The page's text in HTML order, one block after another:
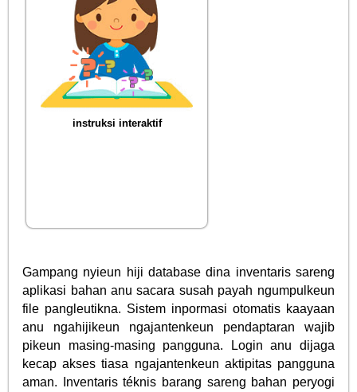
instruksi interaktif
Gampang nyieun hiji database dina inventaris sareng
aplikasi bahan anu sacara susah payah ngumpulkeun
file pangleutikna. Sistem inpormasi otomatis kaayaan
anu ngahijikeun ngajantenkeun pendaptaran wajib
pikeun masing-masing pangguna. Login anu dijaga
kecap akses tiasa ngajantenkeun aktipitas pangguna
aman. Inventaris téknis barang sareng bahan peryogi